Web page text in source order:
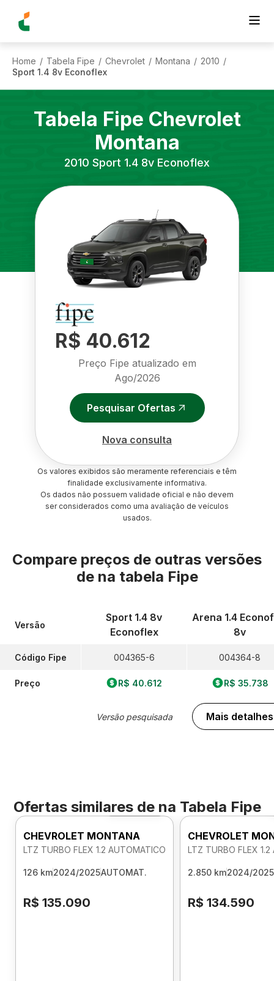
Home / Tabela Fipe / Chevrolet / Montana / 2010 /
Sport 1.4 8v Econoflex
Tabela Fipe Chevrolet
Montana
2010 Sport 1.4 8v Econoflex
R$ 40.612
Preço Fipe atualizado em
Ago/2026
Pesquisar Ofertas
Nova consulta
Os valores exibidos são meramente referenciais e têm
finalidade exclusivamente informativa.
Os dados não possuem validade oficial e não devem
ser considerados como uma avaliação de veículos
usados.
Compare preços de outras versões
de na tabela Fipe
Versão
Código Fipe
Preço
Sport 1.4 8v
Econoflex
004365-6
R$ 40.612
Versão pesquisada
Arena 1.4
8v
004364-8
R$ 35.738
Mais detalhes
Ofertas similares de na Tabela Fipe
Foto 360º
CHEVROLET MONTANA
LTZ TURBO FLEX 1.2 AUTOMATICO
126 km2024/2025AUTOMAT.
R$ 135.090
CHEVROLET
LTZ TURBO FLEX
2.850 km2024/2025
R$ 134.590